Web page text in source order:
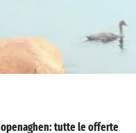
tutte le offerte